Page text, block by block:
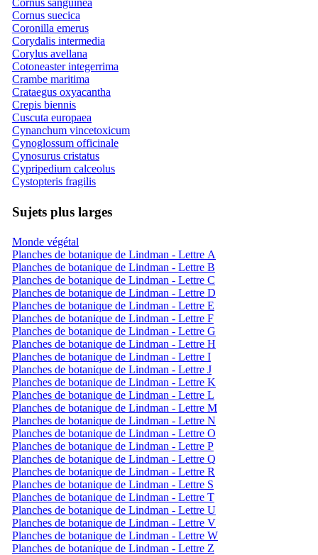
Cornus suecica
Coronilla emerus
Corydalis intermedia
Corylus avellana
Cotoneaster integerrima
Crambe maritima
Crataegus oxyacantha
Crepis biennis
Cuscuta europaea
Cynanchum vincetoxicum
Cynoglossum officinale
Cynosurus cristatus
Cypripedium calceolus
Cystopteris fragilis
Sujets plus larges
Monde végétal
Planches de botanique de Lindman - Lettre A
Planches de botanique de Lindman - Lettre B
Planches de botanique de Lindman - Lettre C
Planches de botanique de Lindman - Lettre D
Planches de botanique de Lindman - Lettre E
Planches de botanique de Lindman - Lettre F
Planches de botanique de Lindman - Lettre G
Planches de botanique de Lindman - Lettre H
Planches de botanique de Lindman - Lettre I
Planches de botanique de Lindman - Lettre J
Planches de botanique de Lindman - Lettre K
Planches de botanique de Lindman - Lettre L
Planches de botanique de Lindman - Lettre M
Planches de botanique de Lindman - Lettre N
Planches de botanique de Lindman - Lettre O
Planches de botanique de Lindman - Lettre P
Planches de botanique de Lindman - Lettre Q
Planches de botanique de Lindman - Lettre R
Planches de botanique de Lindman - Lettre S
Planches de botanique de Lindman - Lettre T
Planches de botanique de Lindman - Lettre U
Planches de botanique de Lindman - Lettre V
Planches de botanique de Lindman - Lettre W
Planches de botanique de Lindman - Lettre Z